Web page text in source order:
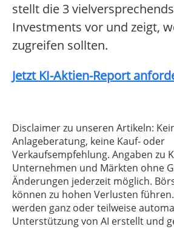
stellt die 3
Investments vor und zeigt,
zugreifen sollten.
Jetzt KI-Aktien-Report
Disclaimer zu unseren Artikeln:
Anlageberatung, keine Kauf- oder
Verkaufsempfehlung. Angaben zu
Unternehmen und Märkten ohne
Änderungen jederzeit möglich.
können zu hohen Verlusten
werden ganz oder teilweise
Unterstützung von AI erstellt und